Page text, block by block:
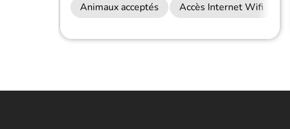
Animaux acceptés Accès Internet Wifi